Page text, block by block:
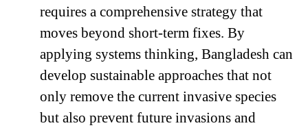
requires a comprehensive strategy that
moves beyond short-term fixes. By
applying systems thinking, Bangladesh can
develop sustainable approaches that not
only remove the current invasive species
but also prevent future invasions and